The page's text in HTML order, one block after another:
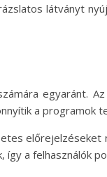
látványt
egyaránt.
a programok
előrejelzéseket
a felhasználók